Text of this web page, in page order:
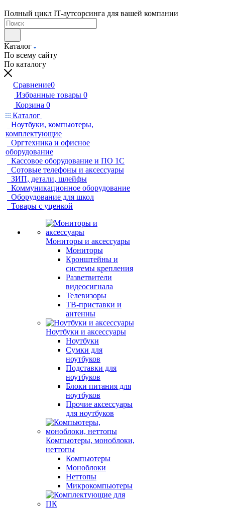
Полный цикл IT-аутсорсинга для вашей компании
Каталог
По всему сайту
По каталогу
Сравнение0
Избранные товары 0
Корзина 0
Каталог
Ноутбуки, компьютеры,
комплектующие
Оргтехника и офисное
оборудование
Кассовое оборудование и ПО 1С
Сотовые телефоны и аксессуары
ЗИП, детали, шлейфы
Коммуникационное оборудование
Оборудование для школ
Товары с уценкой
Мониторы и аксессуары
Мониторы
Кронштейны и
системы крепления
Разветвители
видеосигнала
Телевизоры
ТВ-приставки и
антенны
Ноутбуки и аксессуары
Ноутбуки
Сумки для
ноутбуков
Подставки для
ноутбуков
Блоки питания для
ноутбуков
Прочие аксессуары
для ноутбуков
Компьютеры, моноблоки,
неттопы
Компьютеры
Моноблоки
Неттопы
Микрокомпьютеры